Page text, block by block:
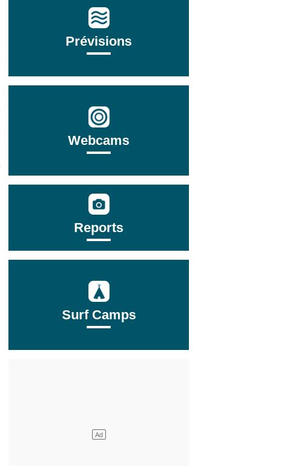
Prévisions
Webcams
Reports
Surf Camps